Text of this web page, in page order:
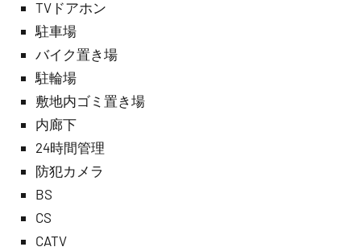
TVドアホン
駐車場
バイク置き場
駐輪場
敷地内ゴミ置き場
内廊下
24時間管理
防犯カメラ
BS
CS
CATV